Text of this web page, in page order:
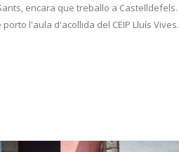
encara que treballo a
l'aula d'acollida del CEIP Lluís